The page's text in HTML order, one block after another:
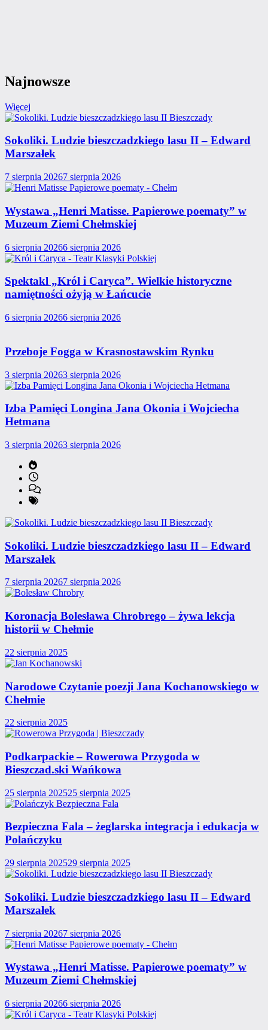
Najnowsze
Więcej
Sokoliki. Ludzie bieszczadzkiego lasu II – Edward
Marszałek
7 sierpnia 20267 sierpnia 2026
Wystawa „Henri Matisse. Papierowe poematy” w
Muzeum Ziemi Chełmskiej
6 sierpnia 20266 sierpnia 2026
Spektakl „Król i Caryca”. Wielkie historyczne
namiętności ożyją w Łańcucie
6 sierpnia 20266 sierpnia 2026
Przeboje Fogga w Krasnostawskim Rynku
3 sierpnia 20263 sierpnia 2026
Izba Pamięci Longina Jana Okonia i Wojciecha
Hetmana
3 sierpnia 20263 sierpnia 2026
Sokoliki. Ludzie bieszczadzkiego lasu II – Edward
Marszałek
7 sierpnia 20267 sierpnia 2026
Koronacja Bolesława Chrobrego – żywa lekcja
historii w Chełmie
22 sierpnia 2025
Narodowe Czytanie poezji Jana Kochanowskiego w
Chełmie
22 sierpnia 2025
Podkarpackie – Rowerowa Przygoda w
Bieszczad.ski Wańkowa
25 sierpnia 202525 sierpnia 2025
Bezpieczna Fala – żeglarska integracja i edukacja w
Polańczyku
29 sierpnia 202529 sierpnia 2025
Sokoliki. Ludzie bieszczadzkiego lasu II – Edward
Marszałek
7 sierpnia 20267 sierpnia 2026
Wystawa „Henri Matisse. Papierowe poematy” w
Muzeum Ziemi Chełmskiej
6 sierpnia 20266 sierpnia 2026